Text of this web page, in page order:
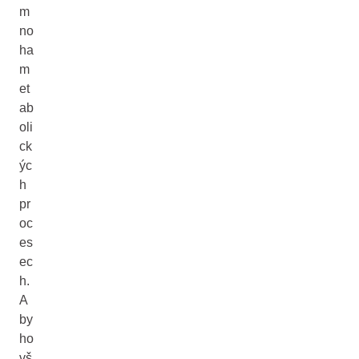
m
no
ha
m
et
ab
oli
ck
ýc
h
pr
oc
es
ec
h.
A
by
ho